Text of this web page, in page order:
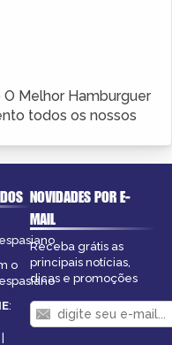
O Melhor Hamburguer
todos os nossos
o
:
|
NOVIDADES POR E-
MAIL
Receba grátis as
principais notícias,
dicas e promoções